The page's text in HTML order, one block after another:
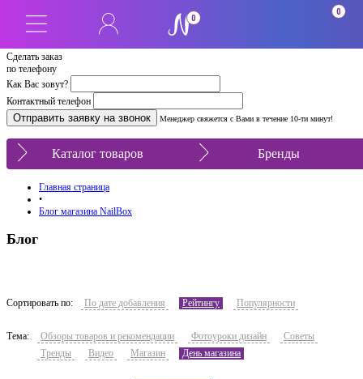
Сделать заказ
по телефону
Как Вас зовут?
Контактный телефон
Менеджер свяжется с Вами в течение 10-ти минут!
0
0
Каталог товаров Бренды
Главная страница
•
Блог магазина NailBox
Блог
Сортировать по: По дате добавления Рейтингу Популярности
Тема: Обзоры товаров и рекомендации Фотоуроки дизайн
Советы
Тренды
Видео Магазин День магазина